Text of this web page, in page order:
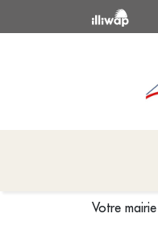
Votre mairie